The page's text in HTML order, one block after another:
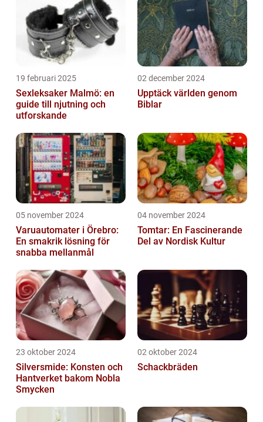
19 februari 2025
Sexleksaker Malmö: en
guide till njutning och
utforskande
02 december 2024
Upptäck världen genom
Biblar
05 november 2024
Varuautomater i Örebro:
En smakrik lösning för
snabba mellanmål
04 november 2024
Tomtar: En Fascinerande
Del av Nordisk Kultur
23 oktober 2024
Silversmide: Konsten och
Hantverket bakom Nobla
Smycken
02 oktober 2024
Schackbräden